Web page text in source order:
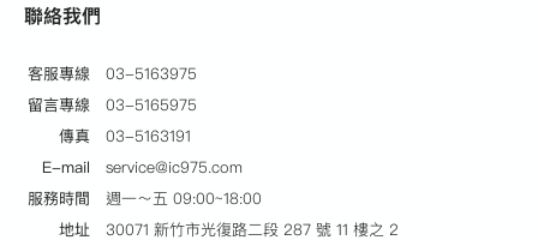
聯絡我們
客服專線
03-5163975
留言專線
03-5165975
傳真
03-5163191
E-mail
service@ic975.com
服務時間
週一～五 09:00~18:00
地址
30071 新竹市光復路二段 287 號 11 樓之 2